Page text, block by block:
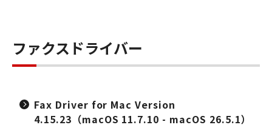
ファクスドライバー
Fax Driver for Mac Version
4.15.23（macOS 11.7.10 - macOS 26.5.1）